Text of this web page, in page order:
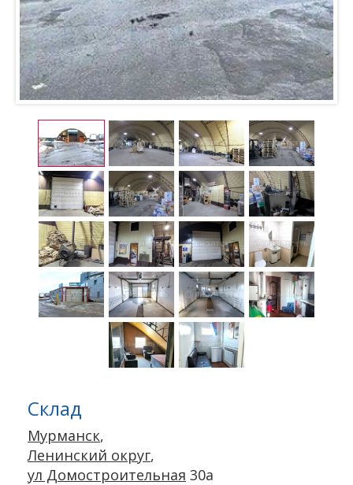
Склад
Мурманск,
Ленинский округ,
ул Домостроительная 30а